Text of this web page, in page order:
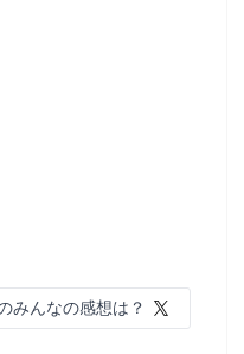
みんなの感想は？